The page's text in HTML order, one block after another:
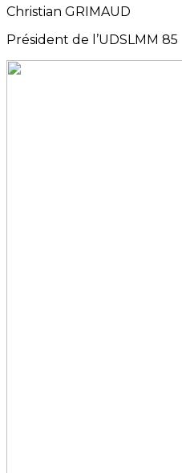
Christian GRIMAUD
Président de l’UDSLMM 85